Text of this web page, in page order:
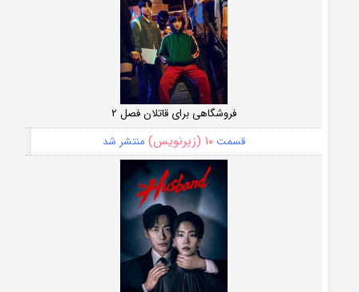
فروشگاهی برای قاتلان فصل ۲
قسمت۱۰ (زیرنویس) منتشر شد